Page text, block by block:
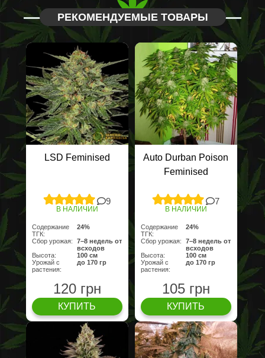
РЕКОМЕНДУЕМЫЕ ТОВАРЫ
LSD Feminised
9
В НАЛИЧИИ
Содержание
ТГК:
24%
Сбор урожая:
7–8 недель от
всходов
Высота:
100 cм
Урожай с
растения:
до 170 гр
120 грн
КУПИТЬ
Auto Durban Poison
Feminised
7
В НАЛИЧИИ
Содержание
ТГК:
24%
Сбор урожая:
7–8 недель от
всходов
Высота:
100 cм
Урожай с
растения:
до 170 гр
105 грн
КУПИТЬ